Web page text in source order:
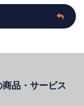
品・サービス